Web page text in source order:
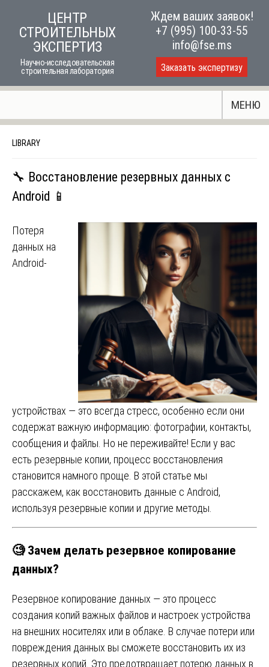
content
ЦЕНТР
СТРОИТЕЛЬНЫХ
ЭКСПЕРТИЗ
Научно-исследовательская
строительная лаборатория
Ждем ваших заявок!
+7 (995) 100-33-55
info@fse.ms
Заказать экспертизу
МЕНЮ
LIBRARY
🔧 Восстановление резервных данных с
Android 📱
Потеря
данных на
Android-
устройствах — это всегда стресс, особенно если они
содержат важную информацию: фотографии, контакты,
сообщения и файлы. Но не переживайте! Если у вас
есть резервные копии, процесс восстановления
становится намного проще. В этой статье мы
расскажем, как восстановить данные с Android,
используя резервные копии и другие методы.
🧐 Зачем делать резервное копирование
данных?
Резервное копирование данных — это процесс
создания копий важных файлов и настроек устройства
на внешних носителях или в облаке. В случае потери или
повреждения данных вы сможете восстановить их из
резервных копий. Это предотвращает потерю данных в